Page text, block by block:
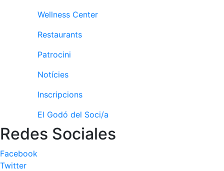
Wellness Center
Restaurants
Patrocini
Notícies
Inscripcions
El Godó del Soci/a
Redes Sociales
Facebook
Twitter